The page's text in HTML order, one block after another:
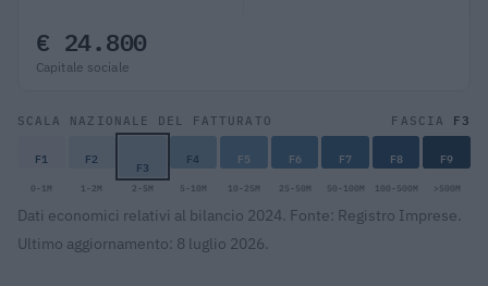
€ 24.800
Capitale sociale
SCALA NAZIONALE DEL FATTURATO FASCIA F3
F1 F2 F3 F4 F5 F6 F7 F8 F9
0-1M 1-2M 2-5M 5-10M 10-25M 25-50M 50-100M 100-500M >500M
Dati economici relativi al bilancio 2024. Fonte: Registro Imprese.
Ultimo aggiornamento: 8 luglio 2026.